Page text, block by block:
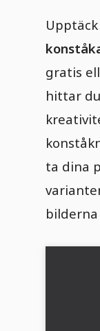
gratis
hittar
ta dina